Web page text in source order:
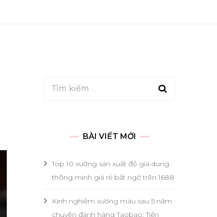
Tìm
BÀI VIẾT MỚI
Top 10 xưởng sản xuất đồ gia dụng
thông minh giá rẻ bất ngờ trên 1688
Kinh nghiệm xương máu sau 5 năm
chuyên đánh hàng Taobao: Tiền